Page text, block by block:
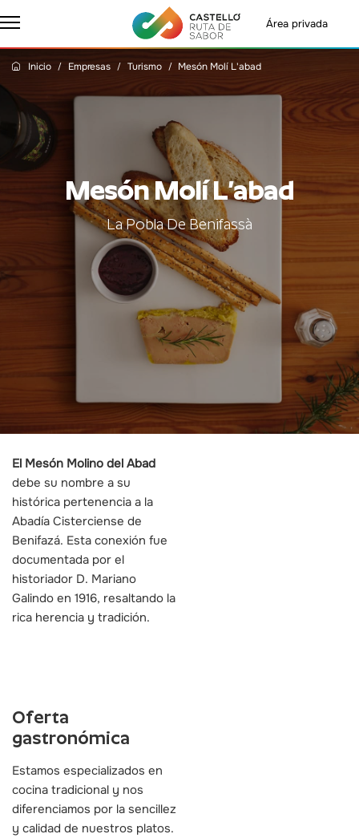
Área privada
Mesón Molí L’abad
La Pobla De Benifassà
Inicio Empresas Turismo Mesón Molí L'abad
El Mesón Molino del Abad
debe su nombre a su
histórica pertenencia a la
Abadía Cisterciense de
Benifazá. Esta conexión fue
documentada por el
historiador D. Mariano
Galindo en 1916, resaltando la
rica herencia y tradición.
Oferta
gastronómica
Estamos especializados en
cocina tradicional y nos
diferenciamos por la sencillez
y calidad de nuestros platos.